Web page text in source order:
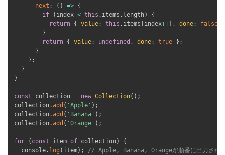
next : ( ) => {
if
( index < this . items . length)
{
return { value : this . items index++ , done : false
}
return { value : undefined , done : true } ;
}
} ;
}
}
const collection = new Collection( ) ;
collection .add ( 'Apple' ) ;
collection .add ( 'Banana' ) ;
collection .add ( 'Orange' ) ;
for ( const item of collection)
{
  console
. log ( item) ;
// Apple, Banana, Orangeが順番に出力され